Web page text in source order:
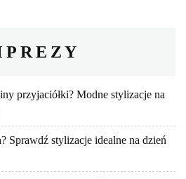
przyjaciółki? Modne stylizacje na
Sprawdź stylizacje idealne na dzień